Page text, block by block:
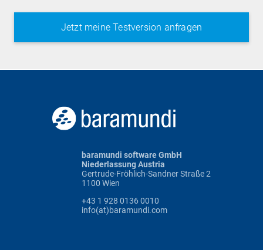
baramundi software GmbH
Niederlassung Austria
Gertrude-Fröhlich-Sandner Straße 2
1100 Wien
+43 1 928 0136 0010
info(at)baramundi.com